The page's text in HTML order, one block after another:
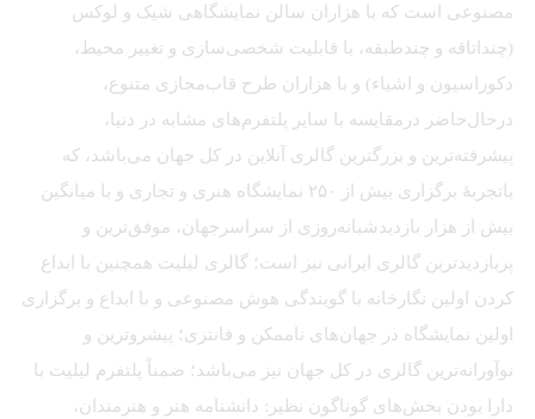
مصنوعی است که با هزاران سالن نمایشگاهی شیک و لوکس
(چنداتاقه و چندطبقه، با قابلیت شخصی‌سازی و تغییر محیط،
دکوراسیون و اشیاء) و با هزاران طرح قاب‌مجازی متنوع،
درحال‌حاضر درمقایسه با سایر پلتفرم‌های مشابه در دنیا،
پیشرفته‌ترین و بزرگترین گالری آنلاین در کل جهان می‌باشد، که
باتجربهٔ برگزاری بیش از ۲۵۰ نمایشگاه هنری و تجاری و با میانگین
بیش از هزار بازدیدشبانه‌روزی از سراسرجهان، موفق‌ترین و
پربازدیدترین گالری ایرانی نیز است؛ گالری لیلیت همچنین با ابداع
کردن اولین نگارخانه با گویندگی هوش مصنوعی و با ابداع و برگزاری
اولین نمایشگاه در جهان‌های ناممکن و فانتزی؛ پیشروترین و
نوآورانه‌ترین گالری در کل جهان نیز می‌باشد؛ ضمناً پلتفرم لیلیت با
دارا بودن بخش‌های گوناگون نظیر: دانشنامه هنر و هنرمندان،